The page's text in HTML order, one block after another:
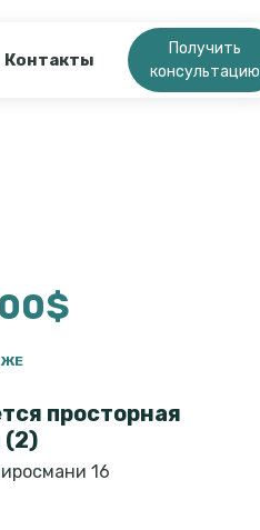
Контакты
Получить
консультацию
просторная
(2)
16